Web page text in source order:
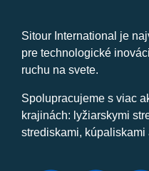
Sitour International je
pre technologické
ruchu na svete.
Spolupracujeme s viac
krajinách: lyžiarskymi
strediskami, kúpaliskami